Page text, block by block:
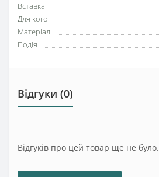
Вставка
Для кого
Матеріал
Подія
Відгуки (0)
Відгуків про цей товар ще не було.